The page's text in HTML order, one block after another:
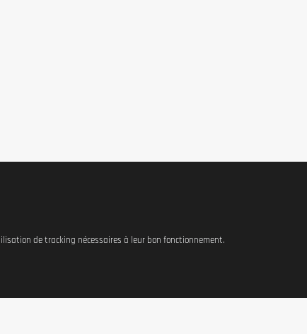
de tracking nécessaires à leur bon fonctionnement.